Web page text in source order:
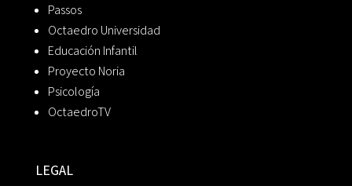
Passos
Octaedro Universidad
Educación Infantil
Proyecto Noria
Psicología
OctaedroTV
LEGAL